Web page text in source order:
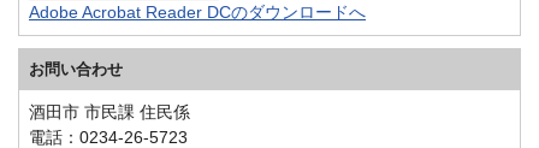
Adobe Acrobat Reader DCのダウンロードへ
お問い合わせ
酒田市 市民課 住民係
電話：0234-26-5723